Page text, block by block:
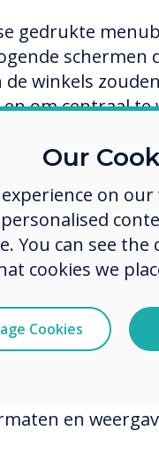
gedrukte
schermen
de winkels
om centraal te
vergeleken
op
prijs - geen
en
Our
on
You can see the
cookies we
Cookies